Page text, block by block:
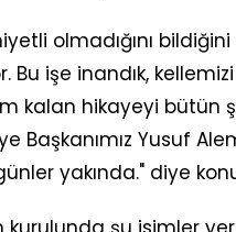
olmadığını
Bu işe inandık,
kalan hikayeyi bütün
Başkanımız Yusuf
yakında." diye